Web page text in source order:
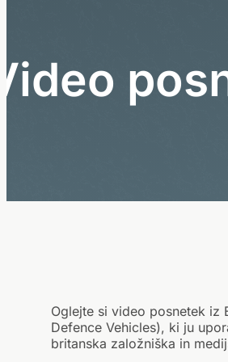
ideo pos
Oglejte si video posnetek iz
Defence Vehicles), ki ju
britanska založniška in